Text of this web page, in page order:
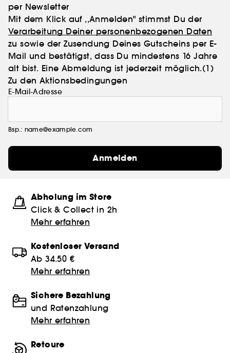
per Newsletter
Mit dem Klick auf ,,Anmelden" stimmst Du der
Verarbeitung Deiner personenbezogenen Daten
zu sowie der Zusendung Deines Gutscheins per E-
Mail und bestätigst, dass Du mindestens 16 Jahre
alt bist. Eine Abmeldung ist jederzeit möglich.(1)
Zu den Aktionsbedingungen
E-Mail-Adresse
Bsp.: name@example.com
Anmelden
Abholung im Store
Click & Collect in 2h
Mehr erfahren
Kostenloser Versand
Ab 34.50 €
Mehr erfahren
Sichere Bezahlung
und Ratenzahlung
Mehr erfahren
Retoure